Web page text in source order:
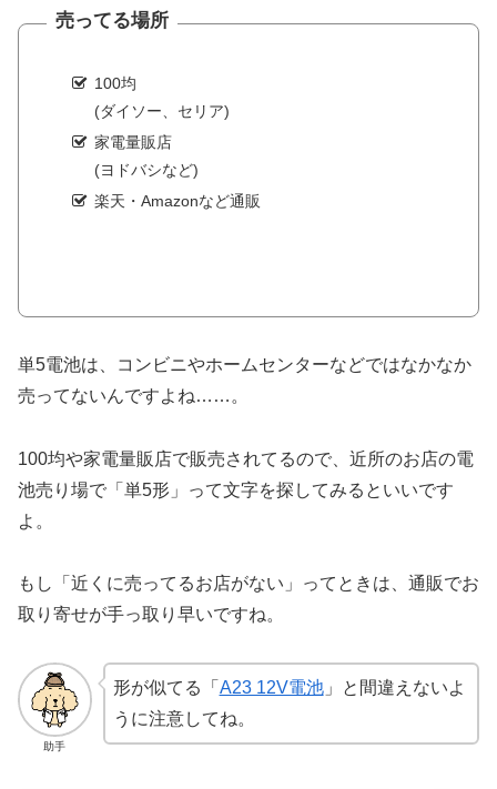
売ってる場所
100均
(ダイソー、セリア)
家電量販店
(ヨドバシなど)
楽天・Amazonなど通販
単5電池は、コンビニやホームセンターなどではなかなか
売ってないんですよね……。
100均や家電量販店で販売されてるので、近所のお店の電
池売り場で「単5形」って文字を探してみるといいです
よ。
もし「近くに売ってるお店がない」ってときは、通販でお
取り寄せが手っ取り早いですね。
助手
形が似てる「 A23 12V電池」と間違えないよ
うに注意してね。